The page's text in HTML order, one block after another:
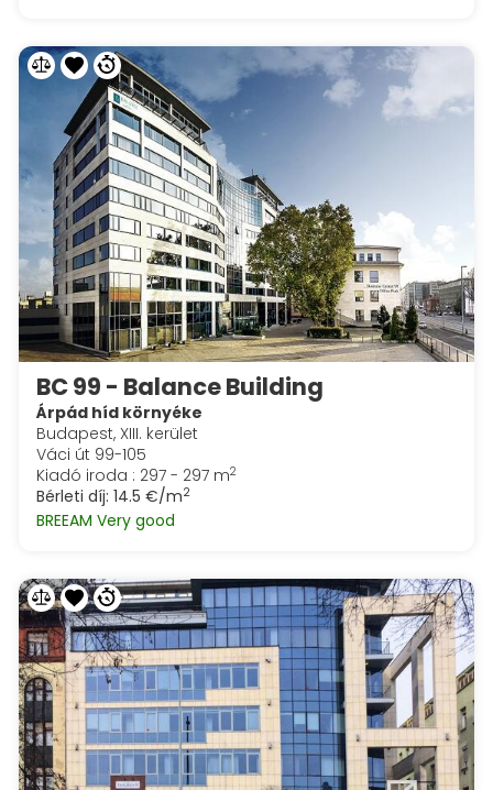
BC 99 - Balance Building
Árpád híd környéke
Budapest, XIII. kerület
Váci út 99-105
Kiadó iroda : 297 - 297 m2
Bérleti díj: 14.5 €/m2
BREEAM Very good